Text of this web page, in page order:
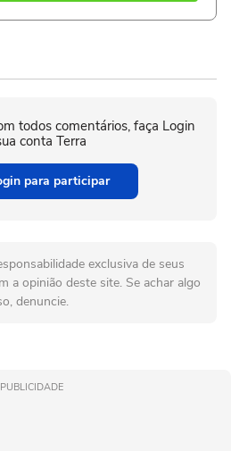
todos comentários, faça Login
conta Terra
para participar
exclusiva de seus
a opinião deste site. Se achar algo
denuncie.
PUBLICIDADE